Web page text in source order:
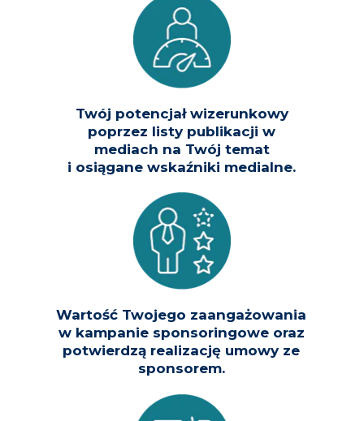
Twój potencjał wizerunkowy
poprzez listy publikacji w
mediach na Twój temat
i osiągane wskaźniki medialne.
Wartość Twojego zaangażowania
w kampanie sponsoringowe oraz
potwierdzą realizację umowy ze
sponsorem.